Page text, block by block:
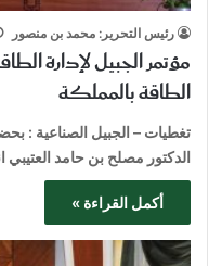
رئيس التحرير: محمد بن منصور
الطاقة بالمملكة
تغطيات – الجبيل الصناعية :
الدكتور مصلح بن حامد العتيبي
أكمل القراءة »